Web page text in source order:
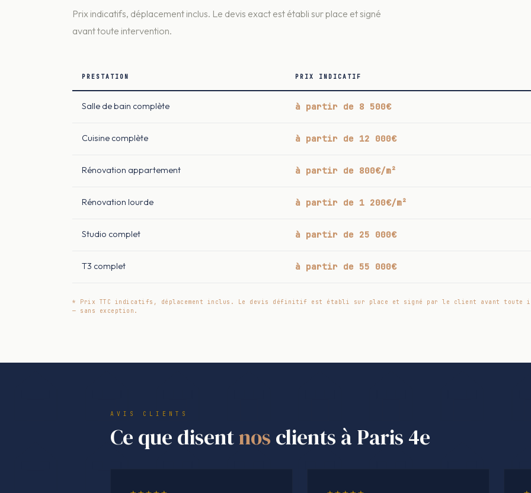
Prix indicatifs, déplacement inclus. Le devis exact est établi sur place et signé
avant toute intervention.
PRESTATION PRIX INDICATIF
Salle de bain complète à partir de 8 500€
Cuisine complète à partir de 12 000€
Rénovation appartement à partir de 800€/m²
Rénovation lourde à partir de 1 200€/m²
Studio complet à partir de 25 000€
T3 complet à partir de 55 000€
* Prix TTC indicatifs, déplacement inclus. Le devis définitif est établi sur place et signé par le client avant toute
— sans exception.
AVIS CLIENTS
Ce que disentnos clients à Paris 4e